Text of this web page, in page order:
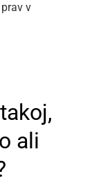
v
ali